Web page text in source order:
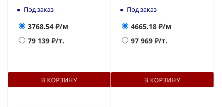
Под заказ
3768.54 ₽/м
79 139 ₽/т.
В КОРЗИНУ
Под заказ
4665.18 ₽/м
97 969 ₽/т.
В КОРЗИНУ